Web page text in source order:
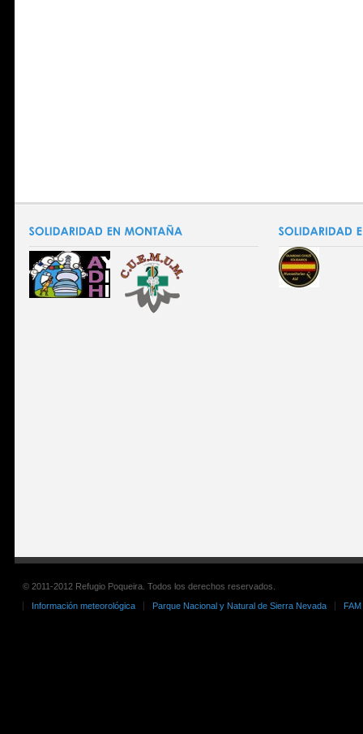
© 2011-2012 Refugio Poqueira. Todos los derechos reservados.
Información meteorológica
Parque Nacional y Natural de Sierra Nevada FAM